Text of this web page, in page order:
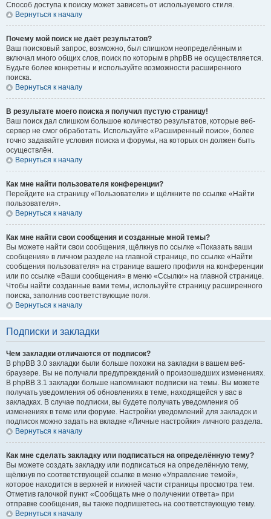
Способ доступа к поиску может зависеть от используемого стиля.
Вернуться к началу
Почему мой поиск не даёт результатов?
Ваш поисковый запрос, возможно, был слишком неопределённым и
включал много общих слов, поиск по которым в phpBB не осуществляется.
Будьте более конкретны и используйте возможности расширенного
поиска.
Вернуться к началу
В результате моего поиска я получил пустую страницу!
Ваш поиск дал слишком большое количество результатов, которые веб-
сервер не смог обработать. Используйте «Расширенный поиск», более
точно задавайте условия поиска и форумы, на которых он должен быть
осуществлён.
Вернуться к началу
Как мне найти пользователя конференции?
Перейдите на страницу «Пользователи» и щёлкните по ссылке «Найти
пользователя».
Вернуться к началу
Как мне найти свои сообщения и созданные мной темы?
Вы можете найти свои сообщения, щёлкнув по ссылке «Показать ваши
сообщения» в личном разделе на главной странице, по ссылке «Найти
сообщения пользователя» на странице вашего профиля на конференции
или по ссылке «Ваши сообщения» в меню «Ссылки» на главной странице.
Чтобы найти созданные вами темы, используйте страницу расширенного
поиска, заполнив соответствующие поля.
Вернуться к началу
Подписки и закладки
Чем закладки отличаются от подписок?
В phpBB 3.0 закладки были больше похожи на закладки в вашем веб-
браузере. Вы не получали предупреждений о произошедших изменениях.
В phpBB 3.1 закладки больше напоминают подписки на темы. Вы можете
получать уведомления об обновлениях в теме, находящейся у вас в
закладках. В случае подписки, вы будете получать уведомления об
изменениях в теме или форуме. Настройки уведомлений для закладок и
подписок можно задать на вкладке «Личные настройки» личного раздела.
Вернуться к началу
Как мне сделать закладку или подписаться на определённую тему?
Вы можете создать закладку или подписаться на определённую тему,
щёлкнув по соответствующей ссылке в меню «Управление темой»,
которое находится в верхней и нижней части страницы просмотра тем.
Отметив галочкой пункт «Сообщать мне о получении ответа» при
отправке сообщения, вы также подпишетесь на соответствующую тему.
Вернуться к началу